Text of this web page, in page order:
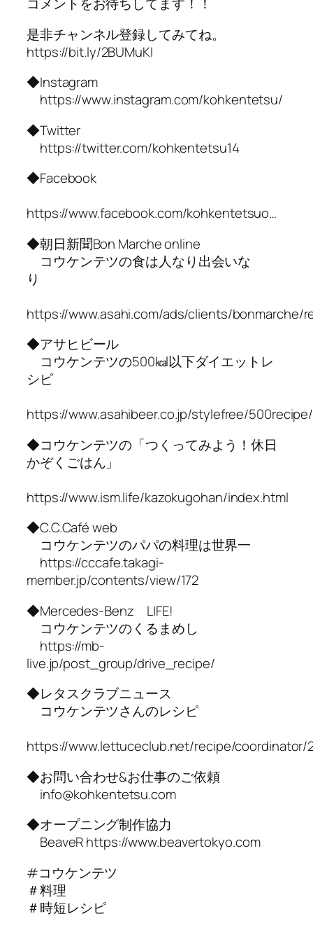
コメントをお待ちしてます！！
是非チャンネル登録してみてね。
https://bit.ly/2BUMuKI
◆Instagram
https://www.instagram.com/kohkentetsu/
◆Twitter
https://twitter.com/kohkentetsu14
◆Facebook
https://www.facebook.com/kohkentetsuo…
◆朝日新聞Bon Marche online
コウケンテツの食は人なり出会いな
り
https://www.asahi.com/ads/clients/bonmarche/
◆アサヒビール
コウケンテツの500㎉以下ダイエットレ
シピ
https://www.asahibeer.co.jp/stylefree/500recipe/
◆コウケンテツの「つくってみよう！休日
かぞくごはん」
https://www.ism.life/kazokugohan/index.html
◆C.C.Café web
コウケンテツのパパの料理は世界一
https://cccafe.takagi-
member.jp/contents/view/172
◆Mercedes-Benz LIFE!
コウケンテツのくるまめし
https://mb-
live.jp/post_group/drive_recipe/
◆レタスクラブニュース
コウケンテツさんのレシピ
https://www.lettuceclub.net/recipe/coordinator/
◆お問い合わせ&お仕事のご依頼
info@kohkentetsu.com
◆オープニング制作協力
BeaveR https://www.beavertokyo.com
#コウケンテツ
＃料理
＃時短レシピ